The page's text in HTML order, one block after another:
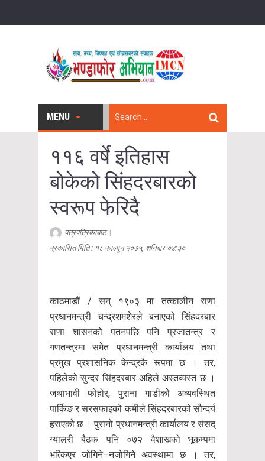
MENU
११६ वर्षे इतिहास
बोकेको सिंहदरबारको
स्वरूप फेरिदै
पत्रपत्रिकाबाट|
प्रकासित मिति : १८ फाल्गुन २०७५, शनिबार ०४:३०
काठमाडौं / सन् १९०३ मा तत्कालीन राणा
प्रधानमन्त्री चन्द्रशमशेरले बनाएको सिंहदरबार
राणा शासनको पतनपछि पनि प्रजातन्त्र र
गणतन्त्रमा समेत प्रधानमन्त्री कार्यालय तथा
प्रमुख प्रशासनिक केन्द्रकै रूपमा छ । तर,
पहिलेको सुन्दर सिंहदरबार अहिले अस्तव्यस्त छ ।
जथाभावी फोहोर, पुराना गाडीको अव्यवस्थित
पार्किङ र सरसफाइको कमीले सिंहदरबारको सौन्दर्य
हराएको छ । पुरानो प्रधानमन्त्री कार्यालय र संसद्
ग्यालरी बैठक पनि ०७२ वैशाखको भूकम्पमा
भत्किएर जोगिने–नजोगिने अवस्थामा छ । तर,